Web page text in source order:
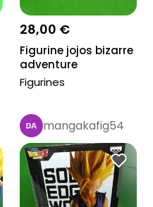
28,00 €
Figurine jojos bizarre
adventure
Figurines
mangakafig54
Pro